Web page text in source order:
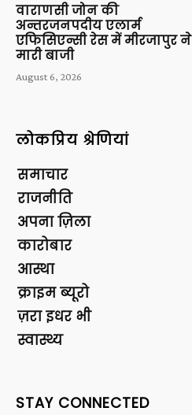
वाराणसी जोन की
अन्तरजनपदीय एलार्म
एफिसिएन्सी रेस में मीरजापुर ने
मारी बाजी
August 6, 2026
लोकप्रिय श्रेणियां
समाचार
राजनीति
अपना ज़िला
कारोबार
आस्था
क्राइम ब्यूरो
ज़रा इधर भी
स्वास्थ्य
STAY CONNECTED